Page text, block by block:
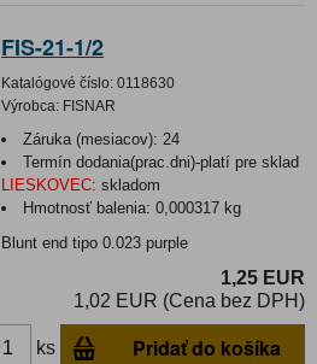
FIS-21-1/2
Katalógové číslo: 0118630
Výrobca: FISNAR
Záruka (mesiacov): 24
Termín dodania(prac.dni)-platí pre sklad
LIESKOVEC: skladom
Hmotnosť balenia:0,000317 kg
Blunt end tipo 0.023 purple
1,25 EUR
1,02 EUR (Cena bez DPH)
ks Pridať do košíka